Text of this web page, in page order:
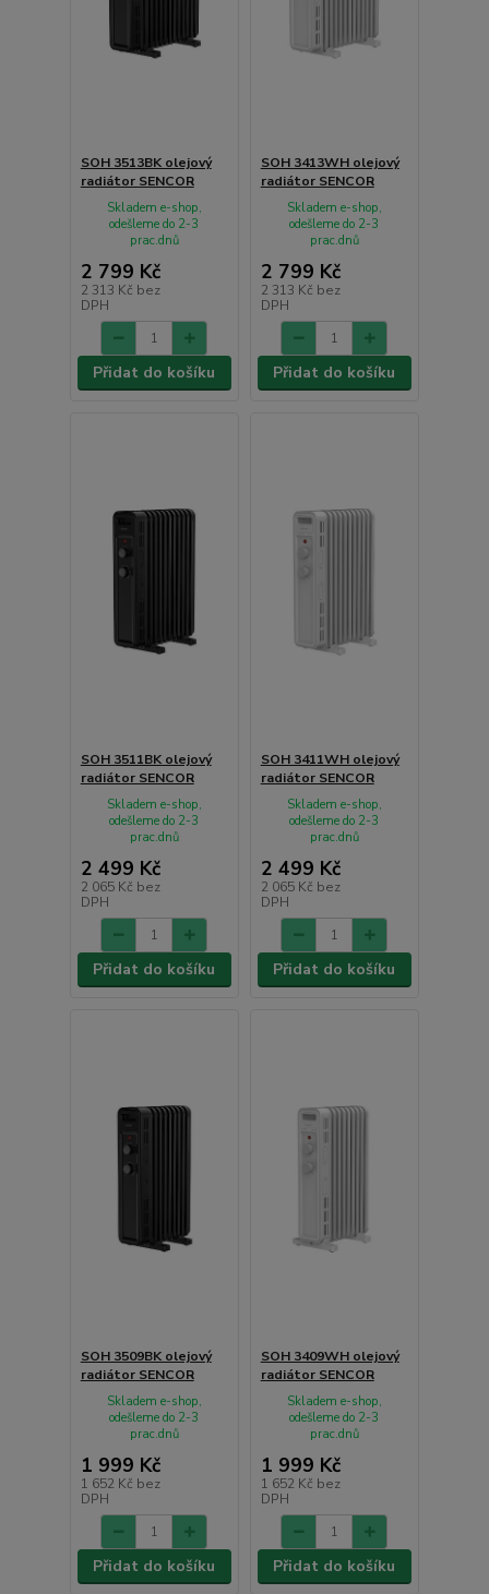
SOH 3513BK olejový
radiátor SENCOR
2 799 Kč
2 313 Kč bez
DPH
Skladem e-shop,
odešleme do 2-3
prac.dnů
Přidat do košíku
SOH 3413WH olejový
radiátor SENCOR
2 799 Kč
2 313 Kč bez
DPH
Skladem e-shop,
odešleme do 2-3
prac.dnů
Přidat do košíku
SOH 3511BK olejový
radiátor SENCOR
2 499 Kč
2 065 Kč bez
DPH
Skladem e-shop,
odešleme do 2-3
prac.dnů
Přidat do košíku
SOH 3411WH olejový
radiátor SENCOR
2 499 Kč
2 065 Kč bez
DPH
Skladem e-shop,
odešleme do 2-3
prac.dnů
Přidat do košíku
SOH 3509BK olejový
radiátor SENCOR
1 999 Kč
1 652 Kč bez
DPH
Skladem e-shop,
odešleme do 2-3
prac.dnů
Přidat do košíku
SOH 3409WH olejový
radiátor SENCOR
1 999 Kč
1 652 Kč bez
DPH
Skladem e-shop,
odešleme do 2-3
prac.dnů
Přidat do košíku